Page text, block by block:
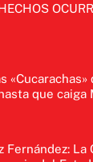
«Cucarachas»
que caiga
Fernández: La